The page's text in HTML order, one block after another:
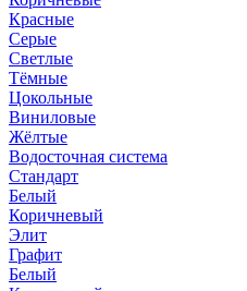
Красные
Серые
Светлые
Тёмные
Цокольные
Виниловые
Жёлтые
Водосточная система
Стандарт
Белый
Коричневый
Элит
Графит
Белый